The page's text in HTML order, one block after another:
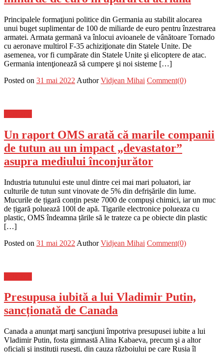
Principalele formaţiuni politice din Germania au stabilit alocarea
unui buget suplimentar de 100 de miliarde de euro pentru înzestrarea
armatei. Armata germană va înlocui avioanele de vânătoare Tornado
cu aeronave multirol F-35 achiziţionate din Statele Unite. De
asemenea, vor fi cumpărate din Statele Unite şi elicoptere de atac.
Germania intenţionează să cumpere şi noi sisteme […]
Posted on 31 mai 2022 Author Vidjean Mihai Comment(0)
Un raport OMS arată că marile companii
de tutun au un impact „devastator”
asupra mediului înconjurător
Industria tutunului este unul dintre cei mai mari poluatori, iar
culturile de tutun sunt vinovate de 5% din defrișările din lume.
Mucurile de țigară conțin peste 7000 de compuși chimici, iar un muc
de țigară poluează 100l de apă. Tigarile electronice polueaza cu
plastic, OMS îndeamna țările să le trateze ca pe obiecte din plastic
[…]
Posted on 31 mai 2022 Author Vidjean Mihai Comment(0)
Presupusa iubită a lui Vladimir Putin,
sancționată de Canada
Canada a anunţat marţi sancţiuni împotriva presupusei iubite a lui
Vladimir Putin, fosta gimnastă Alina Kabaeva, precum şi a altor
oficiali şi instituţii ruseşti, din cauza războiului pe care Rusia îl